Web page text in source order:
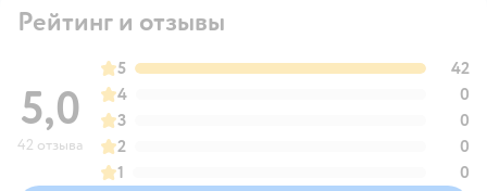
Рейтинг и отзывы
5,0
42 отзыва
5
42
4
0
3
0
2
0
1
0